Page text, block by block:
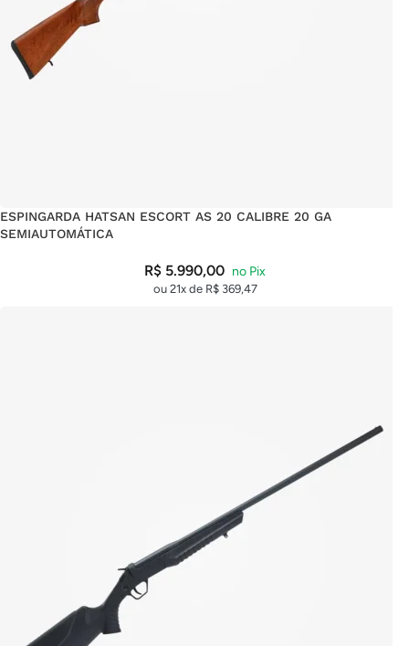
ESPINGARDA HATSAN ESCORT AS 20 CALIBRE 20 GA
SEMIAUTOMÁTICA
R$5.990,00
ou 21x de R$369,47